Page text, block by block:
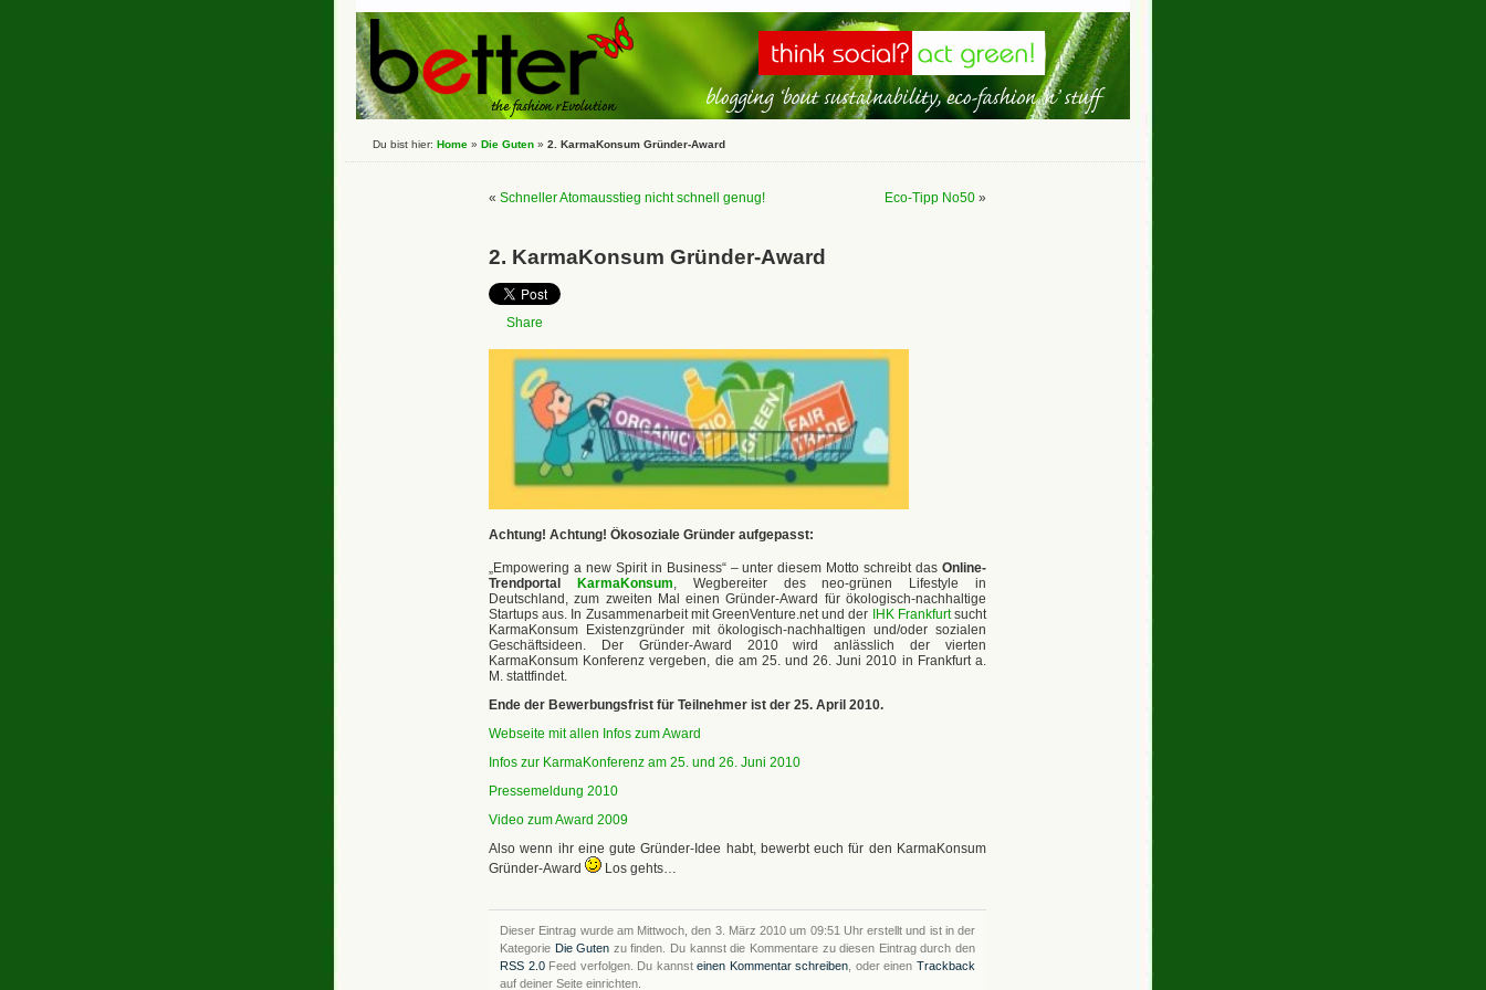
Du bist hier: Home » Die Guten » 2. KarmaKonsum Gründer-Award
« Schneller Atomausstieg nicht schnell genug! Eco-Tipp No50 »
2. KarmaKonsum Gründer-Award
Share
Achtung! Achtung! Ökosoziale Gründer aufgepasst:
„Empowering a new Spirit in Business“ – unter diesem Motto schreibt das Online-
Trendportal
KarmaKonsum, Wegbereiter des neo-grünen Lifestyle in
Deutschland, zum zweiten Mal einen Gründer-Award für ökologisch-nachhaltige
Startups aus. In Zusammenarbeit mit GreenVenture.net und der
IHK Frankfurtsucht
KarmaKonsum Existenzgründer mit ökologisch-nachhaltigen und/oder sozialen
Geschäftsideen. Der Gründer-Award 2010 wird anlässlich der vierten
KarmaKonsum Konferenz vergeben, die am 25. und 26. Juni 2010 in Frankfurt a.
M. stattfindet.
Ende der Bewerbungsfrist für Teilnehmer ist der 25. April 2010.
Webseite mit allen Infos zum Award
Infos zur KarmaKonferenz am 25. und 26. Juni 2010
Pressemeldung 2010
Video zum Award 2009
Also wenn ihr eine gute Gründer-Idee habt, bewerbt euch für den KarmaKonsum
Gründer-Award
Los gehts…
Dieser Eintrag wurde am Mittwoch, den 3. März 2010 um 09:51 Uhr erstellt und ist in der
Kategorie Die Guten zu finden. Du kannst die Kommentare zu diesen Eintrag durch den
RSS 2.0Feed verfolgen. Du kannsteinen Kommentar schreiben , oder einenTrackback
auf deiner Seite einrichten.